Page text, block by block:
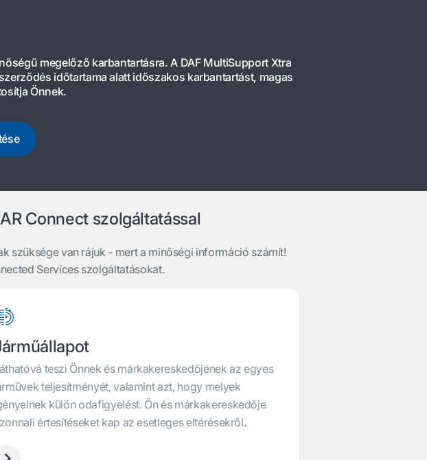
megelőző karbantartásra. A DAF MultiSupport Xtra
időtartama alatt időszakos karbantartást, magas
Önnek.
Connect szolgáltatással
szüksége van rájuk - mert a minőségi információ számít!
Services szolgáltatásokat.
teszi Önnek és márkakereskedőjének az egyes
teljesítményét, valamint azt, hogy melyek
külön odafigyelést. Ön és márkakereskedője
értesítéseket kap az esetleges eltérésekről.